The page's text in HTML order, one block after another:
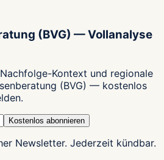
(BVG) — Vollanalyse
Kontext und regionale
(BVG) — kostenlos
Kostenlos abonnieren
Newsletter. Jederzeit kündbar.